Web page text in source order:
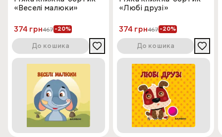
«Веселі малюки»
374 грн467-20%
До кошика
«Любі друзі»
374 грн467-20%
До кошика